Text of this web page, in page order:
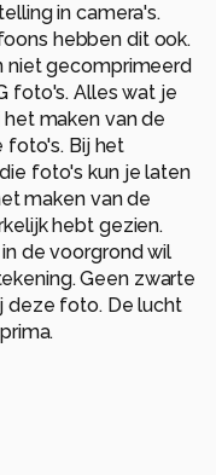
in camera's.
hebben dit ook.
niet gecomprimeerd
foto's. Alles wat je
maken van de
foto's. Bij het
foto's kun je laten
maken van de
hebt gezien.
de voorgrond wil
Geen zwarte
deze foto. De lucht